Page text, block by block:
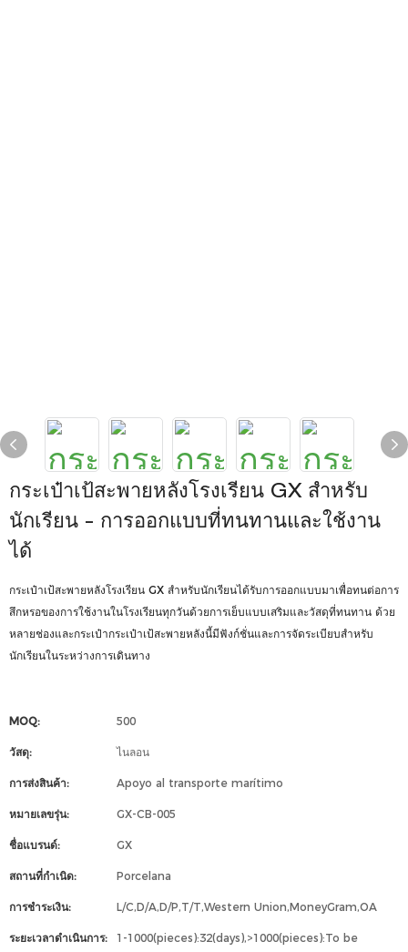
กระเป๋าเป้สะพายหลังโรงเรียน GX สำหรับ
นักเรียน - การออกแบบที่ทนทานและใช้งาน
ได้
กระเป๋าเป้สะพายหลังโรงเรียน GX สำหรับนักเรียนได้รับการออกแบบมาเพื่อทนต่อการ
สึกหรอของการใช้งานในโรงเรียนทุกวันด้วยการเย็บแบบเสริมและวัสดุที่ทนทาน ด้วย
หลายช่องและกระเป๋ากระเป๋าเป้สะพายหลังนี้มีฟังก์ชั่นและการจัดระเบียบสำหรับ
นักเรียนในระหว่างการเดินทาง
MOQ: 500
วัสดุ: ไนลอน
การส่งสินค้า: Apoyo al transporte marítimo
หมายเลขรุ่น: GX-CB-005
ชื่อแบรนด์: GX
สถานที่กำเนิด: Porcelana
การชำระเงิน: L/C,D/A,D/P,T/T,Western Union,MoneyGram,OA
ระยะเวลาดำเนินการ:
1-1000(pieces):32(days),>1000(pieces):To be